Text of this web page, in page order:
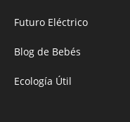
Futuro Eléctrico
Blog de Bebés
Ecología Útil